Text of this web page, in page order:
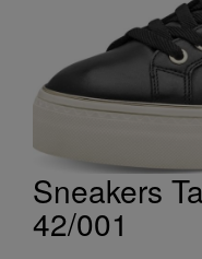
Sneakers
42/001